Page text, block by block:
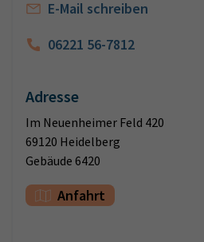
E-Mail schreiben
06221 56-7812
Adresse
Im Neuenheimer Feld 420
69120 Heidelberg
Gebäude 6420
Anfahrt